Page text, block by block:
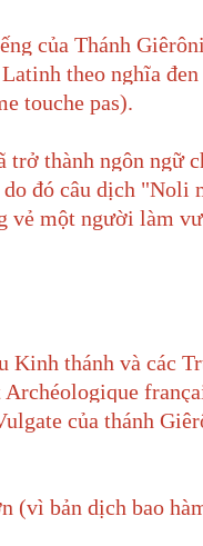
của Thánh
theo nghĩa đen
touche pas).
thành ngôn ngữ
đó câu dịch "Noli
vẻ một người làm
Kinh thánh và các
của thánh
(vì bản dịch bao